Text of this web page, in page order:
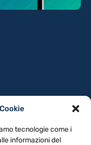
tecnologie come i
informazioni del
PREFERENZE